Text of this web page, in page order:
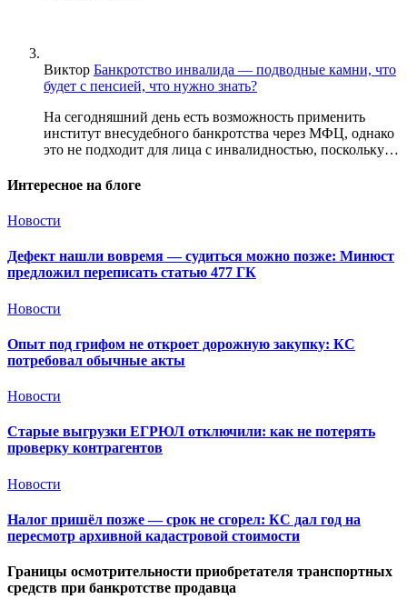
Виктор Банкротство инвалида — подводные камни, что
будет с пенсией, что нужно знать?
На сегодняшний день есть возможность применить
институт внесудебного банкротства через МФЦ, однако
это не подходит для лица с инвалидностью, поскольку…
Интересное на блоге
Новости
Дефект нашли вовремя — судиться можно позже: Минюст
предложил переписать статью 477 ГК
Новости
Опыт под грифом не откроет дорожную закупку: КС
потребовал обычные акты
Новости
Старые выгрузки ЕГРЮЛ отключили: как не потерять
проверку контрагентов
Новости
Налог пришёл позже — срок не сгорел: КС дал год на
пересмотр архивной кадастровой стоимости
Границы осмотрительности приобретателя транспортных
средств при банкротстве продавца